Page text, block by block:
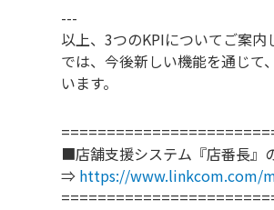
---
以上、3つのKPIについてご案
では、今後新しい機能を通じて
います。
■店舗支援システム『店番長』
⇒ https://www.linkcom.com/